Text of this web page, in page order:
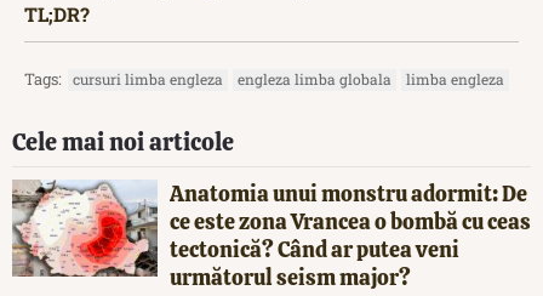
TL;DR?
Tags: cursuri limba engleza engleza limba globala limba engleza
Cele mai noi articole
Anatomia unui monstru adormit: De
ce este zona Vrancea o bombă cu ceas
tectonică? Când ar putea veni
următorul seism major?